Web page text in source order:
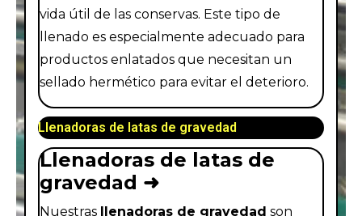
vida útil de las conservas. Este tipo de
llenado es especialmente adecuado para
productos enlatados que necesitan un
sellado hermético para evitar el deterioro.
Llenadoras de latas de gravedad
Llenadoras de latas de
gravedad ➜
Nuestras llenadoras de gravedad son